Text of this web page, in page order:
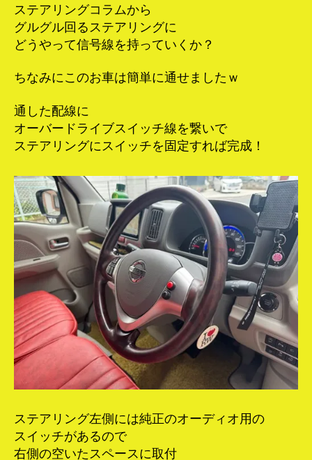
ステアリングコラムから
グルグル回るステアリングに
どうやって信号線を持っていくか？
ちなみにこのお車は簡単に通せましたｗ
通した配線に
オーバードライブスイッチ線を繋いで
ステアリングにスイッチを固定すれば完成！
ステアリング左側には純正のオーディオ用の
スイッチがあるので
右側の空いたスペースに取付